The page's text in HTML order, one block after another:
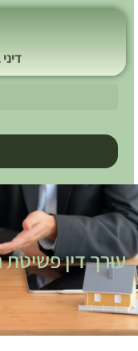
עורך דין פשיטת